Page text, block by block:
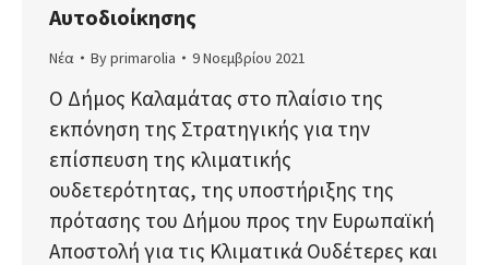
Αυτοδιοίκησης
Νέα Byprimarolia 9 Νοεμβρίου 2021
Ο Δήμος Καλαμάτας στο πλαίσιο της
εκπόνηση της Στρατηγικής για την
επίσπευση της κλιματικής
ουδετερότητας, της υποστήριξης της
πρότασης του Δήμου προς την Ευρωπαϊκή
Αποστολή για τις Κλιματικά Ουδέτερες και